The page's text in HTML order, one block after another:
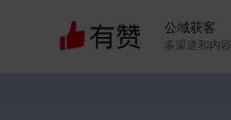
公域获客
多渠道和内